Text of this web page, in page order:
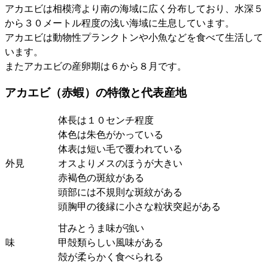
アカエビは相模湾より南の海域に広く分布しており、水深５
から３０メートル程度の浅い海域に生息しています。
アカエビは動物性プランクトンや小魚などを食べて生活して
います。
またアカエビの産卵期は６から８月です。
アカエビ（赤蝦）の特徴と代表産地
外見
体長は１０センチ程度
体色は朱色がかっている
体表は短い毛で覆われている
オスよりメスのほうが大きい
赤褐色の斑紋がある
頭部には不規則な斑紋がある
頭胸甲の後縁に小さな粒状突起がある
味
甘みとうま味が強い
甲殻類らしい風味がある
殻が柔らかく食べられる